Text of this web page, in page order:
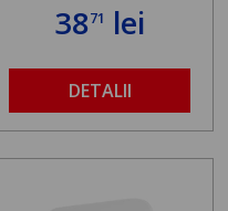
3871 lei
DETALII